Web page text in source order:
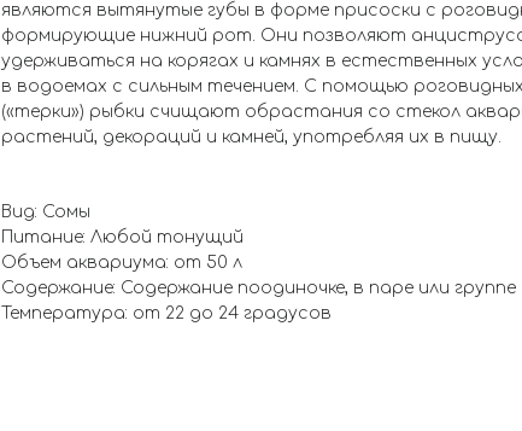
являются вытянутые губы в форме присоски с
формирующие нижний рот. Они позволяют
удерживаться на корягах и камнях в естественных
в водоемах с сильным течением. С помощью
(«терки») рыбки счищают обрастания со стекол
растений, декораций и камней, употребляя их в пищу.
Вид: Сомы
Питание: Любой тонущий
Объем аквариума: от 50 л
Содержание: Содержание поодиночке, в паре или группе
Температура: от 22 до 24 градусов